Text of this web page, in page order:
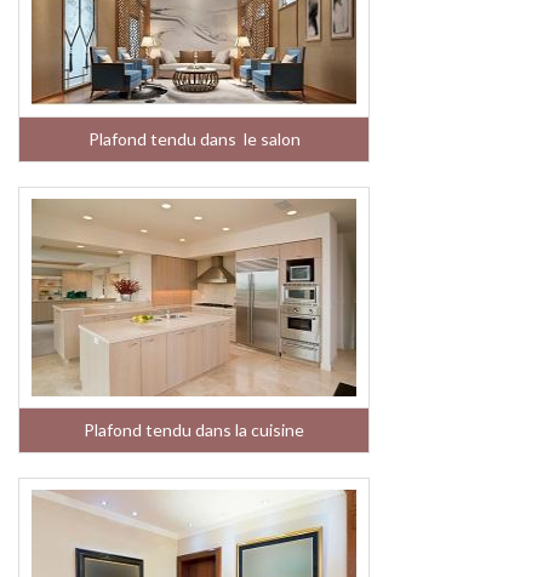
Plafond tendu dans le salon
Plafond tendu dans la cuisine